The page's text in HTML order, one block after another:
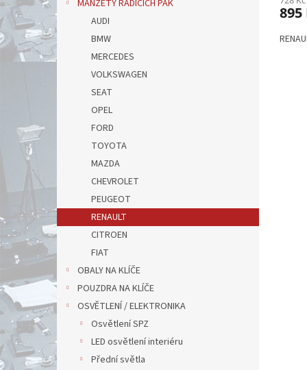
MANŽETY ŘADÍCÍCH PÁK
AUDI
BMW
MERCEDES
VOLKSWAGEN
SEAT
OPEL
FORD
TOYOTA
MAZDA
CHEVROLET
PEUGEOT
RENAULT
CITROEN
FIAT
OBALY NA KLÍČE
POUZDRA NA KLÍČE
OSVĚTLENÍ / ELEKTRONIKA
Osvětlení SPZ
LED osvětlení interiéru
Přední světla
895